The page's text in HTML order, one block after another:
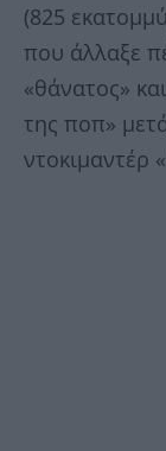
(825
που άλλαξε
«θάνατος»
της ποπ»
ντοκιμαντέρ